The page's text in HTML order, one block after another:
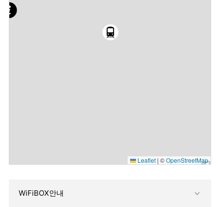
Leaflet | ©OpenStreetMap
WiFiBOX안내